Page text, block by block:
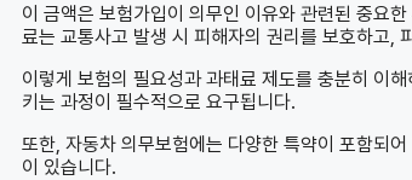
이 금액은 보험가입이 의무인 이유와 관련된 중요
료는 교통사고 발생 시 피해자의 권리를 보호하고,
이렇게 보험의 필요성과 과태료 제도를 충분히 이
키는 과정이 필수적으로 요구됩니다.
또한, 자동차 의무보험에는 다양한 특약이 포함되
이 있습니다.